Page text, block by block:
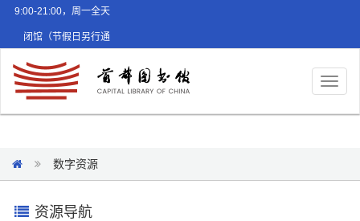
9:00-21:00，周一全天
闭馆（节假日另行通
数字资源
资源导航